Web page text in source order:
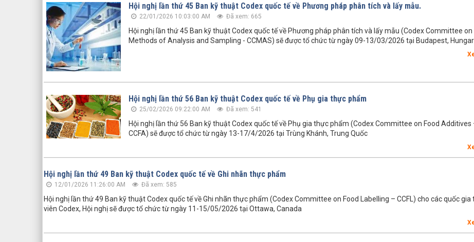
Hội nghị lần thứ 45 Ban kỹ thuật Codex quốc tế về Phương pháp phân tích và lấy mẫu.
22/01/2026 10:03:00 AM Đã xem: 665
Hội nghị lần thứ 45 Ban kỹ thuật Codex quốc tế về Phương pháp phân tích và lấy mẫu (Codex Committee on
Methods of Analysis and Sampling - CCMAS) sẽ được tổ chức từ ngày 09-13/03/2026 tại Budapest,
Hội nghị lần thứ 56 Ban kỹ thuật Codex quốc tế về Phụ gia thực phẩm
25/02/2026 09:22:00 AM Đã xem: 541
Hội nghị lần thứ 56 Ban kỹ thuật Codex quốc tế về Phụ gia thực phẩm (Codex Committee on Food Additives
CCFA) sẽ được tổ chức từ ngày 13-17/4/2026 tại Trùng Khánh, Trung Quốc
Hội nghị lần thứ 49 Ban kỹ thuật Codex quốc tế về Ghi nhãn thực phẩm
12/01/2026 11:26:00 AM Đã xem: 585
Hội nghị lần thứ 49 Ban kỹ thuật Codex quốc tế về Ghi nhãn thực phẩm (Codex Committee on Food Labelling – CCFL) cho các quốc gia
viên Codex, Hội nghị sẽ được tổ chức từ ngày 11-15/05/2026 tại Ottawa, Canada